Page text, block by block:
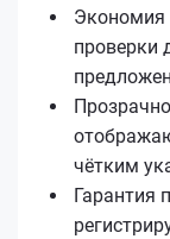
Экономия
проверки
чётким
Гарантия